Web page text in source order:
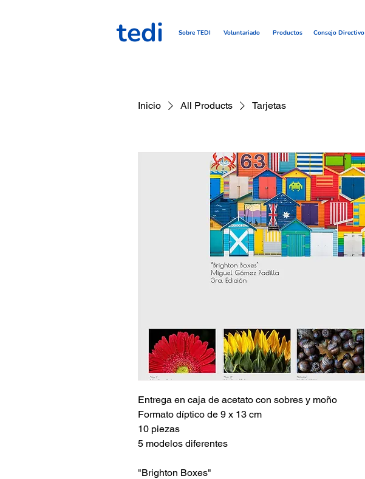
tedi Sobre TEDI Voluntariado Productos Consejo Directivo
Inicio All Products Tarjetas
Entrega en caja de acetato con sobres y moño
Formato díptico de 9 x 13 cm
10 piezas
5 modelos diferentes
"Brighton Boxes"